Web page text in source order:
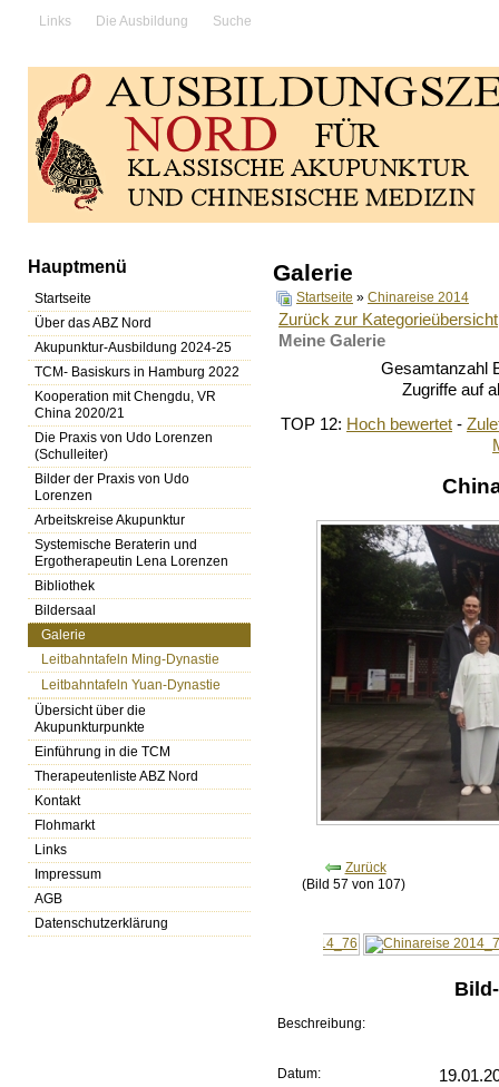
Links Die Ausbildung Suche
Hauptmenü
Startseite
Über das ABZ Nord
Akupunktur-Ausbildung 2024-25
TCM- Basiskurs in Hamburg 2022
Kooperation mit Chengdu, VR
China 2020/21
Die Praxis von Udo Lorenzen
(Schulleiter)
Bilder der Praxis von Udo
Lorenzen
Arbeitskreise Akupunktur
Systemische Beraterin und
Ergotherapeutin Lena Lorenzen
Bibliothek
Bildersaal
Galerie
Leitbahntafeln Ming-Dynastie
Leitbahntafeln Yuan-Dynastie
Übersicht über die
Akupunkturpunkte
Einführung in die TCM
Therapeutenliste ABZ Nord
Kontakt
Flohmarkt
Links
Impressum
AGB
Datenschutzerklärung
Galerie
Startseite » Chinareise 2014
Zurück zur Kategorieübersicht
Meine Galerie
Gesamtanzahl
Zugriffe auf
TOP 12: Hoch bewertet -
Zurück
(Bild 57 von 107)
Beschreibung:
Datum: